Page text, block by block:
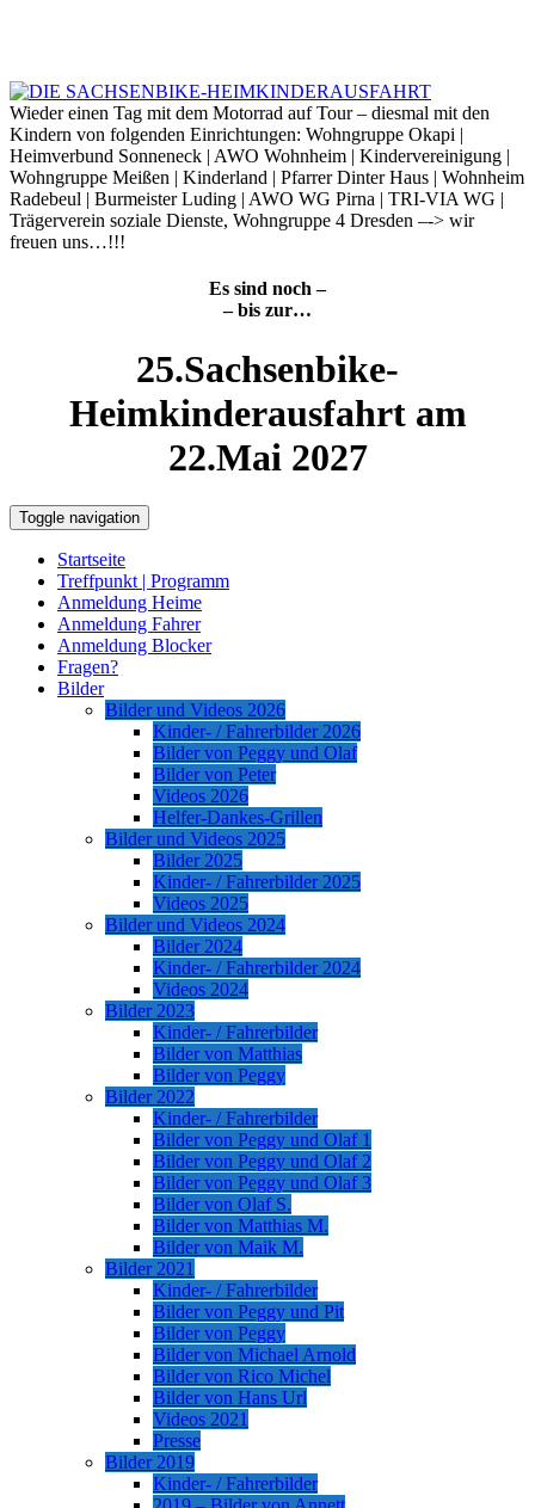
Wieder einen Tag mit dem Motorrad auf Tour – diesmal mit den
Kindern von folgenden Einrichtungen: Wohngruppe Okapi |
Heimverbund Sonneneck | AWO Wohnheim | Kindervereinigung |
Wohngruppe Meißen | Kinderland | Pfarrer Dinter Haus | Wohnheim
Radebeul | Burmeister Luding | AWO WG Pirna | TRI-VIA WG |
Trägerverein soziale Dienste, Wohngruppe 4 Dresden –-> wir
freuen uns…!!!
Es sind noch –
– bis zur…
25.Sachsenbike-
Heimkinderausfahrt am
22.Mai 2027
Toggle navigation
Startseite
Treffpunkt | Programm
Anmeldung Heime
Anmeldung Fahrer
Anmeldung Blocker
Fragen?
Bilder
Bilder und Videos 2026
Kinder- / Fahrerbilder 2026
Bilder von Peggy und Olaf
Bilder von Peter
Videos 2026
Helfer-Dankes-Grillen
Bilder und Videos 2025
Bilder 2025
Kinder- / Fahrerbilder 2025
Videos 2025
Bilder und Videos 2024
Bilder 2024
Kinder- / Fahrerbilder 2024
Videos 2024
Bilder 2023
Kinder- / Fahrerbilder
Bilder von Matthias
Bilder von Peggy
Bilder 2022
Kinder- / Fahrerbilder
Bilder von Peggy und Olaf 1
Bilder von Peggy und Olaf 2
Bilder von Peggy und Olaf 3
Bilder von Olaf S.
Bilder von Matthias M.
Bilder von Maik M.
Bilder 2021
Kinder- / Fahrerbilder
Bilder von Peggy und Pit
Bilder von Peggy
Bilder von Michael Arnold
Bilder von Rico Michel
Bilder von Hans Url
Videos 2021
Presse
Bilder 2019
Kinder- / Fahrerbilder